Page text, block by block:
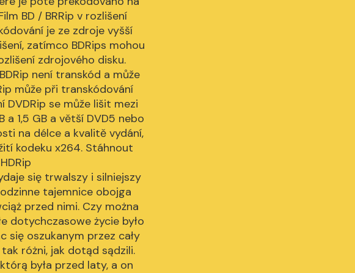
BD / BRRip v rozlišení
je ze zdroje vyšší
zatímco BDRips mohou
zdrojového disku.
není transkód a může
může při transkódování
DVDRip se může lišit mezi
1,5 GB a větší DVD5 nebo
na délce a kvalitě vydání,
kodeku x264. Stáhnout
się trwalszy i silniejszy
tajemnice obojga
przed nimi. Czy można
dotychczasowe życie było
się oszukanym przez cały
różni, jak dotąd sądzili.
była przed laty, a on